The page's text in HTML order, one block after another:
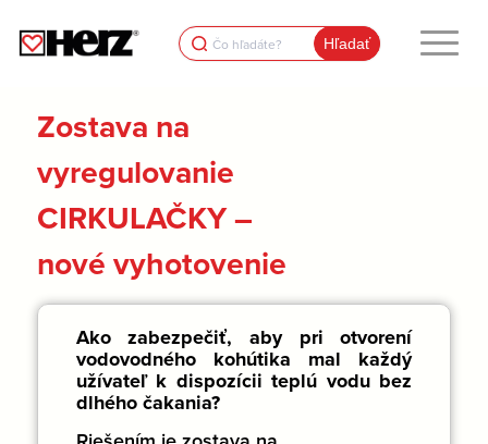
Search
for:
Zostava na
vyregulovanie
CIRKULAČKY –
nové vyhotovenie
Ako zabezpečiť, aby pri otvorení
vodovodného kohútika mal každý
užívateľ k dispozícii teplú vodu bez
dlhého čakania?